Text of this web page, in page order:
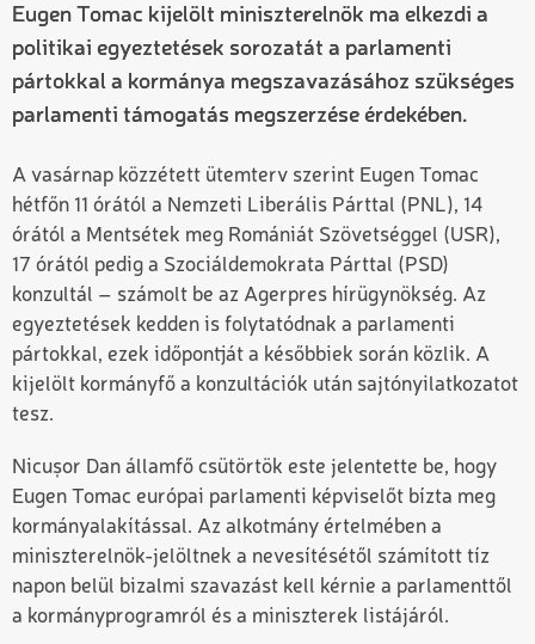
Eugen Tomac kijelölt miniszterelnök ma elkezdi a
politikai egyeztetések sorozatát a parlamenti
pártokkal a kormánya megszavazásához szükséges
parlamenti támogatás megszerzése érdekében.
A vasárnap közzétett ütemterv szerint Eugen Tomac
hétfőn 11 órától a Nemzeti Liberális Párttal (PNL), 14
órától a Mentsétek meg Romániát Szövetséggel (USR),
17 órától pedig a Szociáldemokrata Párttal (PSD)
konzultál – számolt be az Agerpres hírügynökség. Az
egyeztetések kedden is folytatódnak a parlamenti
pártokkal, ezek időpontját a későbbiek során közlik. A
kijelölt kormányfő a konzultációk után sajtónyilatkozatot
tesz.
Nicușor Dan államfő csütörtök este jelentette be, hogy
Eugen Tomac európai parlamenti képviselőt bízta meg
kormányalakítással. Az alkotmány értelmében a
miniszterelnök-jelöltnek a nevesítésétől számított tíz
napon belül bizalmi szavazást kell kérnie a parlamenttől
a kormányprogramról és a miniszterek listájáról.